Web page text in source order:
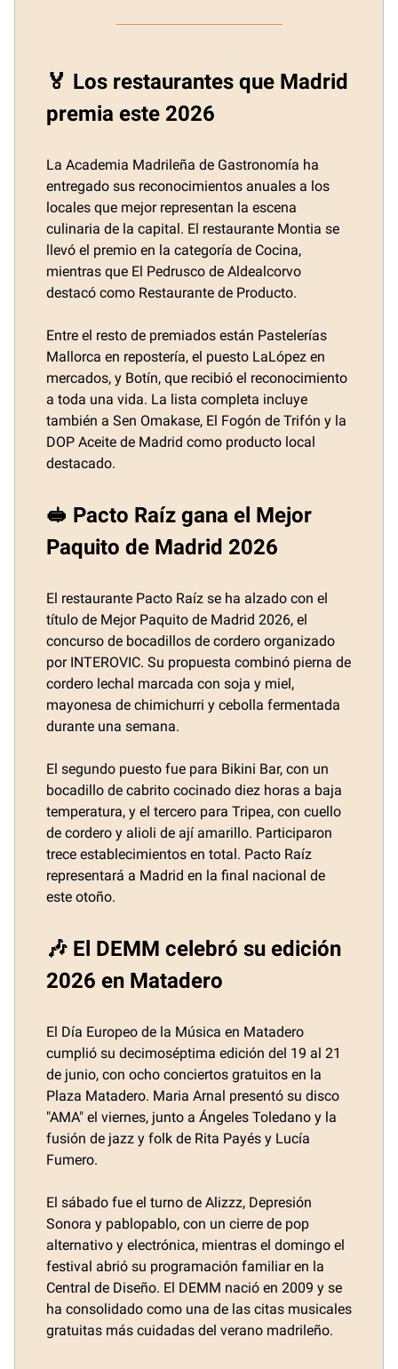
🏅 Los restaurantes que Madrid
premia este 2026
La Academia Madrileña de Gastronomía ha
entregado sus reconocimientos anuales a los
locales que mejor representan la escena
culinaria de la capital. El restaurante Montia se
llevó el premio en la categoría de Cocina,
mientras que El Pedrusco de Aldealcorvo
destacó como Restaurante de Producto.
Entre el resto de premiados están Pastelerías
Mallorca en repostería, el puesto LaLópez en
mercados, y Botín, que recibió el reconocimiento
a toda una vida. La lista completa incluye
también a Sen Omakase, El Fogón de Trifón y la
DOP Aceite de Madrid como producto local
destacado.
🥪 Pacto Raíz gana el Mejor
Paquito de Madrid 2026
El restaurante Pacto Raíz se ha alzado con el
título de Mejor Paquito de Madrid 2026, el
concurso de bocadillos de cordero organizado
por INTEROVIC. Su propuesta combinó pierna de
cordero lechal marcada con soja y miel,
mayonesa de chimichurri y cebolla fermentada
durante una semana.
El segundo puesto fue para Bikini Bar, con un
bocadillo de cabrito cocinado diez horas a baja
temperatura, y el tercero para Tripea, con cuello
de cordero y alioli de ají amarillo. Participaron
trece establecimientos en total. Pacto Raíz
representará a Madrid en la final nacional de
este otoño.
🎶 El DEMM celebró su edición
2026 en Matadero
El Día Europeo de la Música en Matadero
cumplió su decimoséptima edición del 19 al 21
de junio, con ocho conciertos gratuitos en la
Plaza Matadero. Maria Arnal presentó su disco
"AMA" el viernes, junto a Ángeles Toledano y la
fusión de jazz y folk de Rita Payés y Lucía
Fumero.
El sábado fue el turno de Alizzz, Depresión
Sonora y pablopablo, con un cierre de pop
alternativo y electrónica, mientras el domingo el
festival abrió su programación familiar en la
Central de Diseño. El DEMM nació en 2009 y se
ha consolidado como una de las citas musicales
gratuitas más cuidadas del verano madrileño.